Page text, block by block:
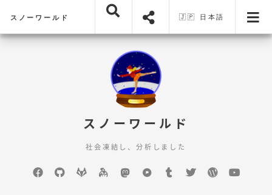
スノーワールド 🇯🇵 日本語
スノーワールド
社会凍結し、分析しました
Facebook
GitHubGitLab keybasemastodonPixelfedTumblrTwitterWordPress